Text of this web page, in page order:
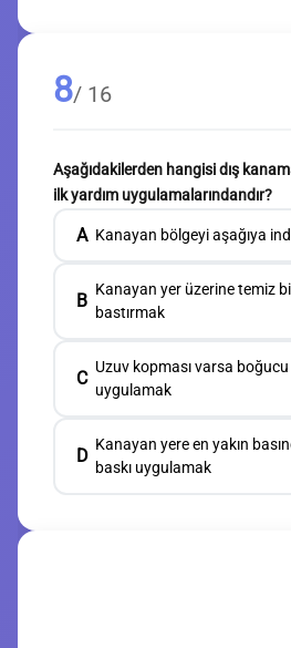
8/ 16
Aşağıdakilerden hangisi dış
ilk yardım uygulamalarındandır?
A Kanayan bölgeyi aşağıya
B
Kanayan yer üzerine temiz
bastırmak
C
Uzuv kopması varsa
uygulamak
D
Kanayan yere en yakın
baskı uygulamak